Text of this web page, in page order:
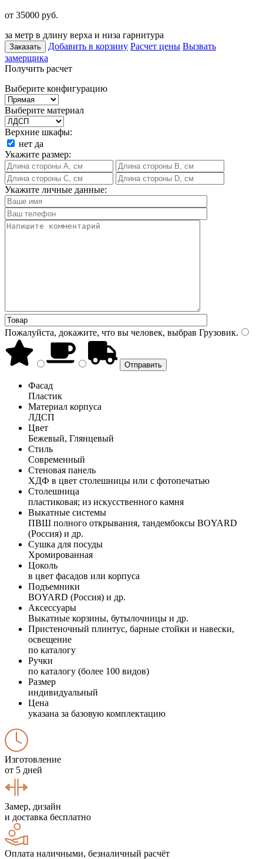
от 35000 руб.
за метр в длину верха и низа гарнитура
Заказать Добавить в корзину Расчет цены Вызвать
замерщика
Получить расчет
Выберите конфигурацию
Выберите материал
Верхние шкафы:
нет да
Укажите размер:
Укажите личные данные:
Пожалуйста, докажите, что вы человек, выбрав Грузовик.
Фасад
Пластик
Материал корпуса
ЛДСП
Цвет
Бежевый, Глянцевый
Стиль
Современный
Стеновая панель
ХДФ в цвет столешницы или с фотопечатью
Столешница
пластиковая; из искусственного камня
Выкатные системы
ПВШ полного открывания, тандембоксы BOYARD
(Россия) и др.
Сушка для посуды
Хромированная
Цоколь
в цвет фасадов или корпуса
Подъемники
BOYARD (Россия) и др.
Аксессуары
Выкатные корзины, бутылочницы и др.
Пристеночный плинтус, барные стойки и навески,
освещение
по каталогу
Ручки
по каталогу (более 100 видов)
Размер
индивидуальный
Цена
указана за базовую комплектацию
Изготовление
от 5 дней
Замер, дизайн
и доставка бесплатно
Оплата наличными, безналичный расчёт